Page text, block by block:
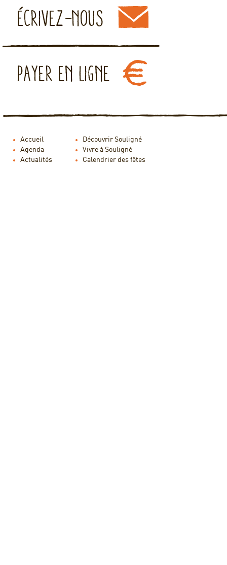
Accueil
Agenda
Actualités
Découvrir Souligné
Vivre à Souligné
Calendrier des fêtes